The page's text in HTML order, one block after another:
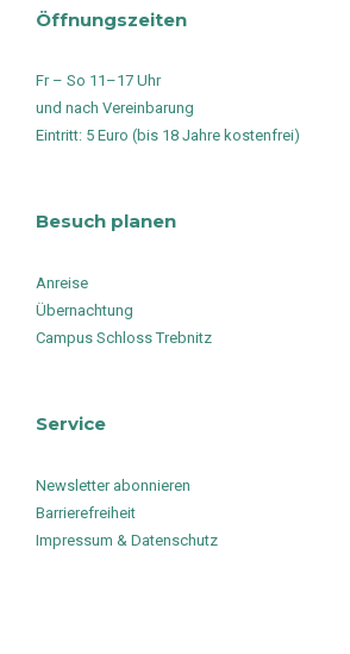
Öffnungszeiten
Fr – So 11–17 Uhr
und nach Vereinbarung
Eintritt: 5 Euro (bis 18 Jahre kostenfrei)
Besuch planen
Anreise
Übernachtung
Campus Schloss Trebnitz
Service
Newsletter abonnieren
Barrierefreiheit
Impressum & Datenschutz